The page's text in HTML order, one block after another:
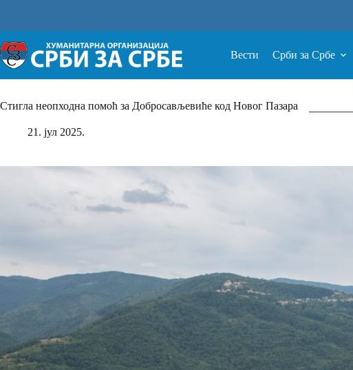
Вести Срби за Србе
Стигла неопходна помоћ за Добросављевиће код Новог Пазара
21. јул 2025.